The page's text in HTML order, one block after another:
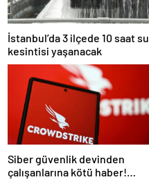
İstanbul’da 3 ilçede 10 saat su
kesintisi yaşanacak
Siber güvenlik devinden
çalışanlarına kötü haber!